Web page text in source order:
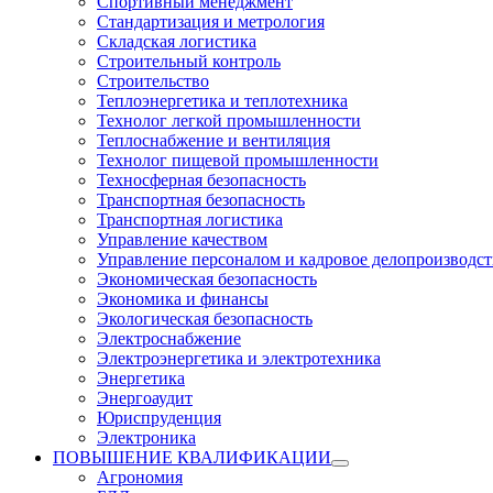
Стандартизация и метрология
Складская логистика
Строительный контроль
Строительство
Теплоэнергетика и теплотехника
Технолог легкой промышленности
Теплоснабжение и вентиляция
Технолог пищевой промышленности
Техносферная безопасность
Транспортная безопасность
Транспортная логистика
Управление качеством
Управление персоналом и кадровое
Экономическая безопасность
Экономика и финансы
Экологическая безопасность
Электроснабжение
Электроэнергетика и электротехника
Энергетика
Энергоаудит
Юриспруденция
Электроника
ПОВЫШЕНИЕ КВАЛИФИКАЦИИ
Агрономия